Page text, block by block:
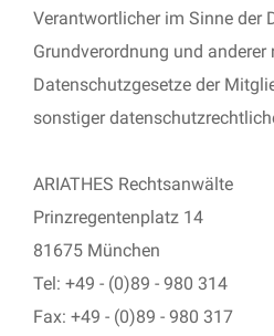
Verantwortlicher im Sinne der
Grundverordnung und anderer
Datenschutzgesetze der
sonstiger
ARIATHES Rechtsanwälte
Prinzregentenplatz 14
81675 München
Tel: +49 - (0)89 - 980 314
Fax: +49 - (0)89 - 980 317